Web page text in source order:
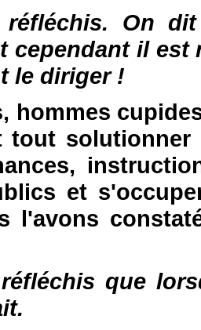
réfléchis. On
cependant il est
le diriger !
hommes
tout
et
l'avons
que